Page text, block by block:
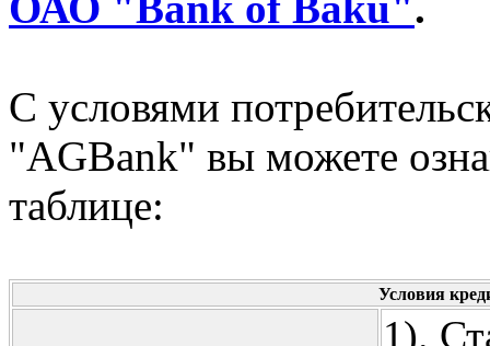
С условями
"AGBank" вы можете
таблице:
Условия
1).